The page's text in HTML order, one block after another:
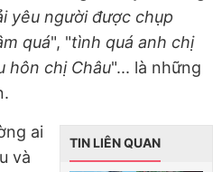
yêu người được chụp
quá", "tình quá anh chị
hôn chị Châu"... là những
TIN LIÊN QUAN
ai
và